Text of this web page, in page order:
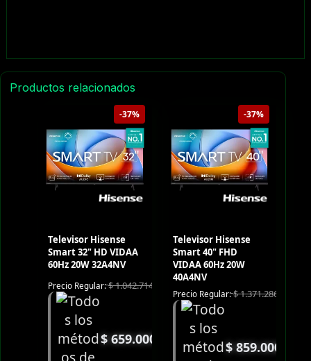
Productos relacionados
-37%
Televisor Hisense
Smart 32" HD VIDAA
60Hz 20W 32A4NV
Precio Regular:$1.042.714
$659.000
-37%
Televisor Hisense
Smart 40" FHD
VIDAA 60Hz 20W
40A4NV
Precio Regular:$1.371.286
$859.000